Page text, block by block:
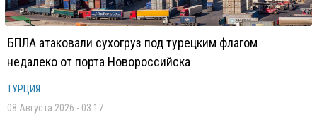
БПЛА атаковали сухогруз под турецким флагом
недалеко от порта Новороссийска
ТУРЦИЯ
08 Августа 2026 - 03:17